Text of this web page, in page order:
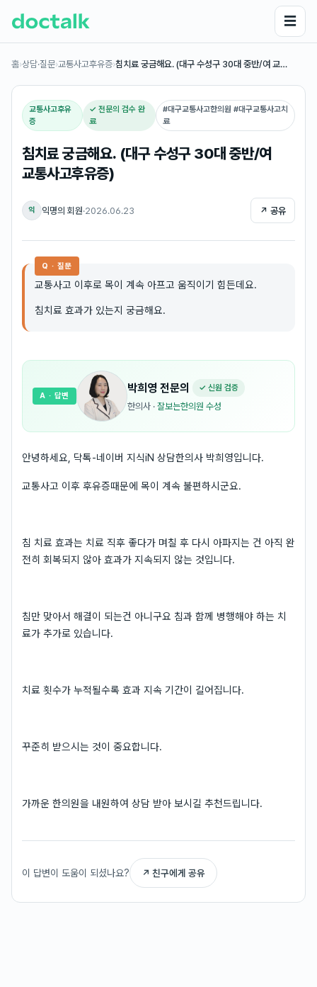
☰
홈›상담·질문›교통사고후유증›침치료 궁금해요. (대구 수성구 30대 중반/여 교…
교통사고후유
증
✓ 전문의 검수 완
료
#대구교통사고한의원 #대구교통사고치
료
침치료 궁금해요. (대구 수성구 30대 중반/여
교통사고후유증)
익 익명의 회원·2026.06.23 ↗ 공유
Q · 질문
교통사고 이후로 목이 계속 아프고 움직이기 힘든데요.
침치료 효과가 있는지 궁금해요.
박희영 전문의 ✓ 신원 검증
한의사 · 잘보는한의원 수성
A · 답변
안녕하세요, 닥톡-네이버 지식iN 상담한의사 박희영입니다.
교통사고 이후 후유증때문에 목이 계속 불편하시군요.
침 치료 효과는 치료 직후 좋다가 며칠 후 다시 아파지는 건 아직 완
전히 회복되지 않아 효과가 지속되지 않는 것입니다.
침만 맞아서 해결이 되는건 아니구요 침과 함께 병행해야 하는 치
료가 추가로 있습니다.
치료 횟수가 누적될수록 효과 지속 기간이 길어집니다.
꾸준히 받으시는 것이 중요합니다.
가까운 한의원을 내원하여 상담 받아 보시길 추천드립니다.
이 답변이 도움이 되셨나요? ↗ 친구에게 공유